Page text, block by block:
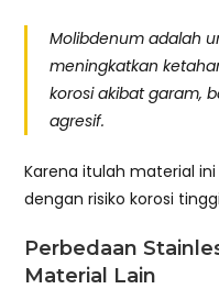
Molibdenum adalah
meningkatkan
korosi akibat garam,
agresif.
Karena itulah material
dengan risiko korosi
Perbedaan
Material Lain